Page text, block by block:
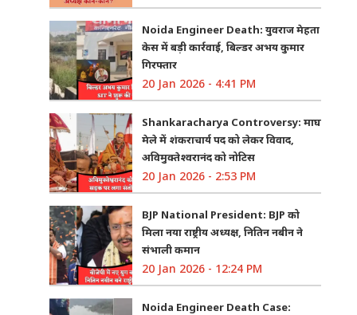
Noida Engineer Death: युवराज मेहता
केस में बड़ी कार्रवाई, बिल्डर अभय कुमार
गिरफ्तार
20 Jan 2026 - 4:41 PM
Shankaracharya Controversy: माघ
मेले में शंकराचार्य पद को लेकर विवाद,
अविमुक्तेश्वरानंद को नोटिस
20 Jan 2026 - 2:53 PM
BJP National President: BJP को
मिला नया राष्ट्रीय अध्यक्ष, नितिन नबीन ने
संभाली कमान
20 Jan 2026 - 12:24 PM
Noida Engineer Death Case: